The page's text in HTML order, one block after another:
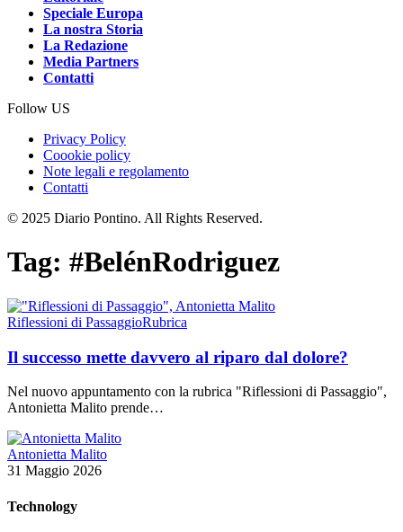
Speciale Europa
La nostra Storia
La Redazione
Media Partners
Contatti
Follow US
Privacy Policy
Coookie policy
Note legali e regolamento
Contatti
© 2025 Diario Pontino. All Rights Reserved.
Tag: #BelénRodriguez
Riflessioni di PassaggioRubrica
Il successo mette davvero al riparo dal dolore?
Nel nuovo appuntamento con la rubrica "Riflessioni di Passaggio",
Antonietta Malito prende…
Antonietta Malito
31 Maggio 2026
Technology